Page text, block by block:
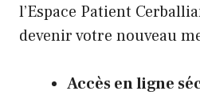
l’Espace Patient
devenir votre nouveau
Accès en ligne